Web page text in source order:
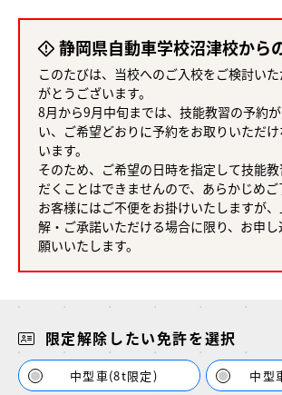
静岡県自動車学校沼津校から
このたびは、当校へのご入校をご検討い
がとうございます。
8月から9月中旬までは、技能教習の予約
い、ご希望どおりに予約をお取りいただ
います。
そのため、ご希望の日時を指定して技能
だくことはできませんので、あらかじめご
お客様にはご不便をお掛けいたしますが
解・ご承諾いただける場合に限り、お申
願いいたします。
限定解除したい免許を選択
中型車(8t限定) 中型